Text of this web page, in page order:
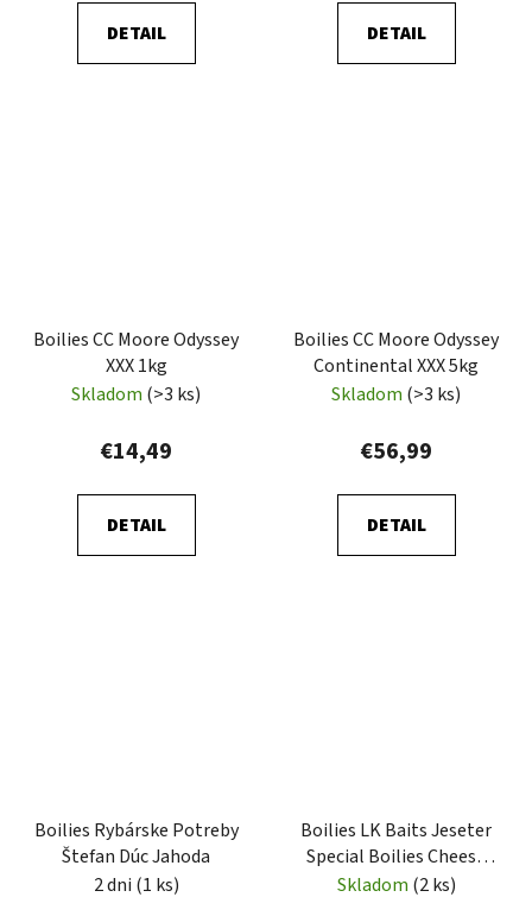
DETAIL DETAIL
Boilies CC Moore Odyssey
XXX 1kg
Skladom (>3 ks)
€14,49
DETAIL
Boilies CC Moore Odyssey
Continental XXX 5kg
Skladom (>3 ks)
€56,99
DETAIL
Boilies Rybárske Potreby
Štefan Dúc Jahoda
2 dni (1 ks)
Boilies LK Baits Jeseter
Special Boilies Cheese
1kg
Skladom (2 ks)